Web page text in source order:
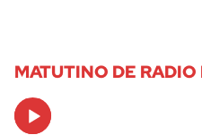
MATUTINO DE
Audio
Player